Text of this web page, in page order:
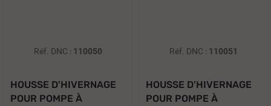
Réf. DNC : 110050
HOUSSE D'HIVERNAGE
POUR POMPE À
Réf. DNC : 110051
HOUSSE D'HIVERNAGE
POUR POMPE À